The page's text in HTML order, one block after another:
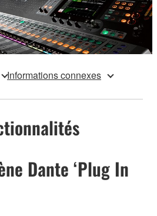
Informations connexes
Dante ‘Plug In